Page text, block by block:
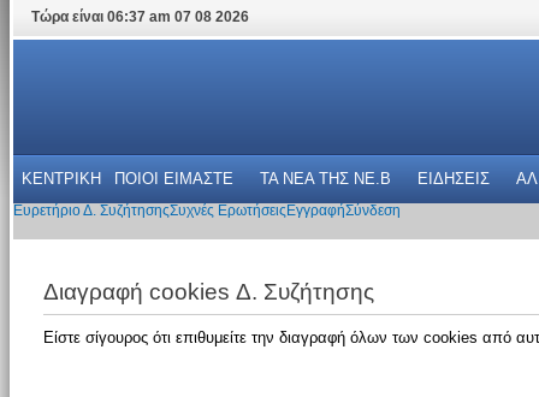
Τώρα είναι 06:37 am 07 08 2026
ΚΕΝΤΡΙΚΗ ΠΟΙΟΙ ΕΙΜΑΣΤΕ ΤΑ ΝΕΑ THΣ NE.B ΕΙΔΗΣΕΙΣ
Ευρετήριο Δ. ΣυζήτησηςΣυχνές Ερωτήσεις ΕγγραφήΣύνδεση
Διαγραφή cookies Δ. Συζήτησης
Είστε σίγουρος ότι επιθυμείτε την διαγραφή όλων των cookies από